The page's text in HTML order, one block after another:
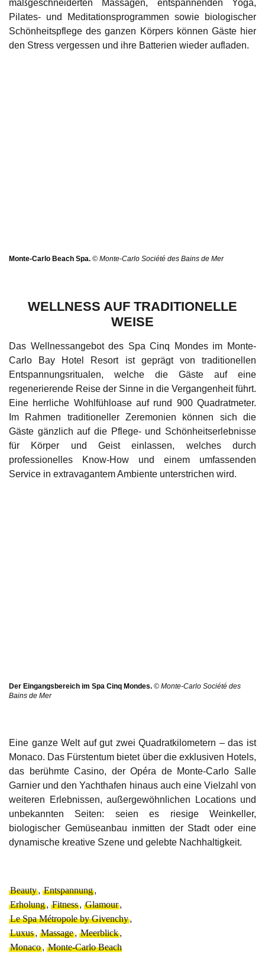
maßgeschneiderten Massagen, entspannenden Yoga,
Pilates- und Meditationsprogrammen sowie biologischer
Schönheitspflege des ganzen Körpers können Gäste hier
den Stress vergessen und ihre Batterien wieder aufladen.
Monte-Carlo Beach Spa. © Monte-Carlo Société des Bains de Mer
WELLNESS AUF TRADITIONELLE
WEISE
Das Wellnessangebot des Spa Cinq Mondesim Monte-
Carlo Bay Hotel Resort ist geprägt von traditionellen
Entspannungsritualen, welche die Gäste auf eine
regenerierende Reise der Sinne in die Vergangenheit führt.
Eine herrliche Wohlfühloase auf rund 900 Quadratmeter.
Im Rahmen traditioneller Zeremonien können sich die
Gäste gänzlich auf die Pflege- und Schönheitserlebnisse
für Körper und Geist einlassen, welches durch
professionelles Know-How und einem umfassenden
Service in extravagantem Ambiente unterstrichen wird.
Der Eingangsbereich im Spa Cinq Mondes. © Monte-Carlo Société des
Bains de Mer
Eine ganze Welt auf gut zwei Quadratkilometern – das ist
Monaco. Das Fürstentum bietet über die exklusiven Hotels,
das berühmte Casino, der Opéra de Monte-Carlo Salle
Garnier und den Yachthafen hinaus auch eine Vielzahl von
weiteren Erlebnissen, außergewöhnlichen Locations und
unbekannten Seiten: seien es riesige Weinkeller,
biologischer Gemüseanbau inmitten der Stadt oder eine
dynamische kreative Szene und gelebte Nachhaltigkeit.
Beauty, Entspannung,
Erholung, Fitness, Glamour,
Le Spa Métropole by Givenchy,
Luxus, Massage, Meerblick,
Monaco, Monte-Carlo Beach